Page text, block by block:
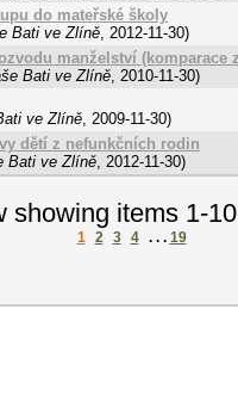
do mateřské školy
Bati ve Zlíně 2012-11-30)
manželství (komparace
Bati ve Zlíně 2010-11-30)
ve Zlíně 2009-11-30)
dětí z nefunkčních rodin
Bati ve Zlíně 2012-11-30)
showing items 1-
1 2 3 4 . . . 19